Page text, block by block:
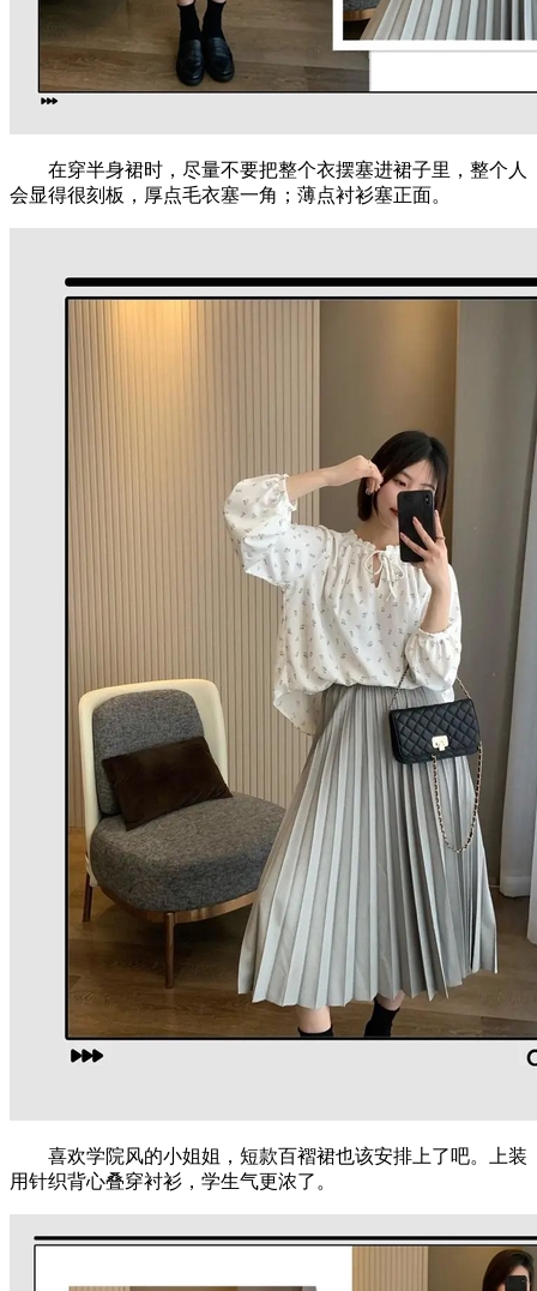
在穿半身裙时，尽量不要把整个衣摆塞进裙子里，整个人
会显得很刻板，厚点毛衣塞一角；薄点衬衫塞正面。
喜欢学院风的小姐姐，短款百褶裙也该安排上了吧。上装
用针织背心叠穿衬衫，学生气更浓了。